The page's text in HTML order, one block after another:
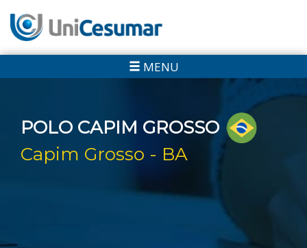
MENU
POLO CAPIM GROSSO
Capim Grosso - BA